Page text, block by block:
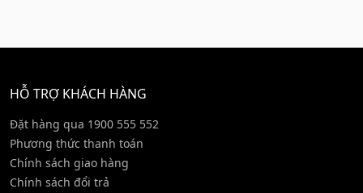
HỖ TRỢ KHÁCH HÀNG
Đặt hàng qua 1900 555 552
Phương thức thanh toán
Chính sách giao hàng
Chính sách đổi trả